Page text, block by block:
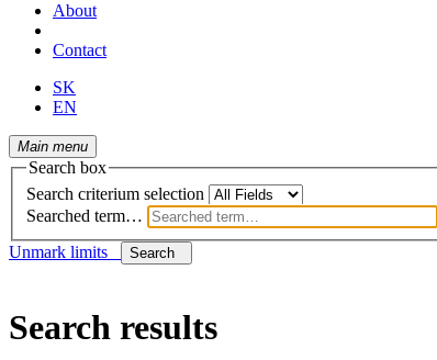
About
Contact
SK
EN
Main menu
Search box
Search criterium selection
Searched term…
Unmark limits
Search
Search results